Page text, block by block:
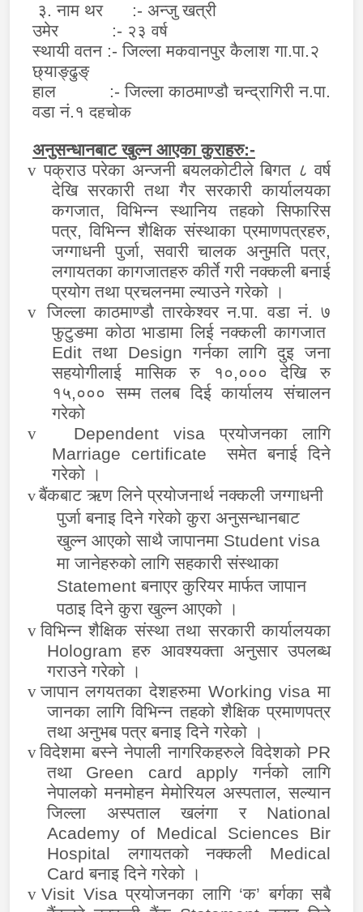
३.नाम थर :- अन्जु खत्री
उमेर
:- २३ वर्ष
स्थायी वतन :- जिल्ला मकवानपुर कैलाश गा.पा.२
छ्याङ्ढुङ्
हाल :- जिल्ला काठमाण्डौ चन्द्रागिरी न.पा.
वडा नं.१दहचोक
अनुसन्धानबाट खुल्न आएका कुराहरु:-
v पक्राउ परेका अन्जनी बयलकोटीले बिगत ८ वर्ष
देखि सरकारी तथा गैर सरकारी कार्यालयका
कगजात,विभिन्न स्थानिय तहको सिफारिस
पत्र,विभिन्न शैक्षिक संस्थाका प्रमाणपत्रहरु,
जग्गाधनी पुर्जा,सवारी चालक अनुमति पत्र,
लगायतका कागजातहरु कीर्ते गरी नक्कली बनाई
प्रयोग तथा प्रचलनमा ल्याउने गरेको ।
v जिल्ला काठमाण्डौ तारकेश्वर न.पा. वडा नं. ७
फुटुङमा कोठा भाडामा लिई नक्कली कागजात
Edit तथाDesignगर्नका लागि दुइ जना
सहयोगीलाई मासिक रु १०,००० देखि रु
१५,००० सम्म तलब दिई कार्यालय संचालन
गरेको
v
Dependent visaप्रयोजनका लागि
Marriage certificate
समेत बनाई दिने
गरेको ।
vबैंकबाट ऋण लिने प्रयोजनार्थ नक्कली जग्गाधनी
पुर्जा बनाइ दिने गरेको कुरा अनुसन्धानबाट
खुल्न आएको साथै जापानमा Student visa
मा जानेहरुको लागि सहकारी संस्थाका
Statement बनाएर कुरियर मार्फत जापान
पठाइ दिने कुरा खुल्न आएको ।
vविभिन्न शैक्षिक संस्था तथा सरकारी कार्यालयका
Hologram हरु आवश्यक्ता अनुसार उपलब्ध
गराउने गरेको ।
vजापान लगयतका देशहरुमा Working visa मा
जानका लागि विभिन्न तहको शैक्षिक प्रमाणपत्र
तथा अनुभब पत्र बनाइ दिने गरेको ।
vविदेशमा बस्ने नेपाली नागरिकहरुले विदेशको PR
तथा Green card applyगर्नको लागि
नेपालको मनमोहन मेमोरियल अस्पताल,सल्यान
जिल्ला अस्पताल खलंगा र National
Academy of Medical Sciences Bir
Hospital लगायतको नक्कली Medical
Cardबनाइ दिने गरेको ।
v Visit Visaप्रयोजनका लागि ‘क’ बर्गका सबै